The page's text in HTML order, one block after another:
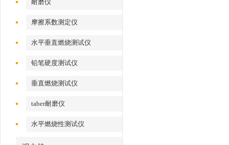
耐磨仪
摩擦系数测定仪
水平垂直燃烧测试仪
铅笔硬度测试仪
垂直燃烧测试仪
taber耐磨仪
水平燃烧性测试仪